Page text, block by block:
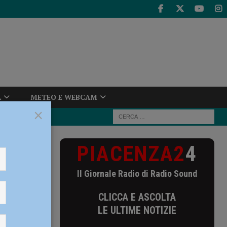
METEO E WEBCAM
mila euro
20
PIACENZA24
Il Giornale Radio di Radio Sound
CLICCA E ASCOLTA
LE ULTIME NOTIZIE
×